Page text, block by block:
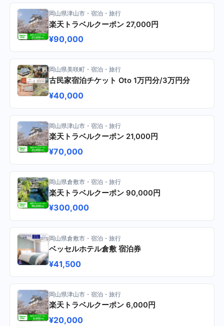
岡山県津山市・宿泊・旅行
楽天トラベルクーポン 27,000円
¥90,000
岡山県美咲町・宿泊・旅行
古民家宿泊チケット Oto 1万円分/3万円分
¥40,000
岡山県津山市・宿泊・旅行
楽天トラベルクーポン 21,000円
¥70,000
岡山県倉敷市・宿泊・旅行
楽天トラベルクーポン 90,000円
¥300,000
岡山県倉敷市・宿泊・旅行
ベッセルホテル倉敷 宿泊券
¥41,500
岡山県津山市・宿泊・旅行
楽天トラベルクーポン 6,000円
¥20,000